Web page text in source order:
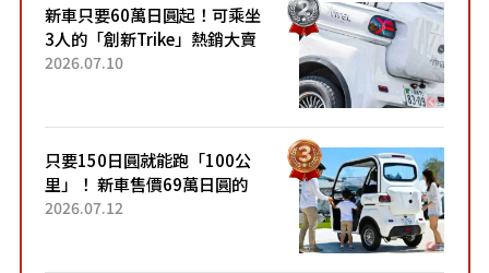
新車只要60萬日圓起！可乘坐
3人的「創新Trike」熱銷大賣
成為人氣車款！「養車成本真
2026.07.10
只要150日圓就能跑「100公
里」！ 新車售價69萬日圓的
「3人座」Trike大受歡迎！ 順
2026.07.12